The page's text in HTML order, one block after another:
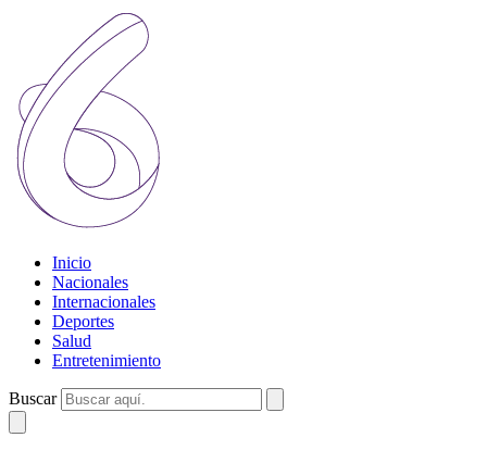
Inicio
Nacionales
Internacionales
Deportes
Salud
Entretenimiento
Buscar